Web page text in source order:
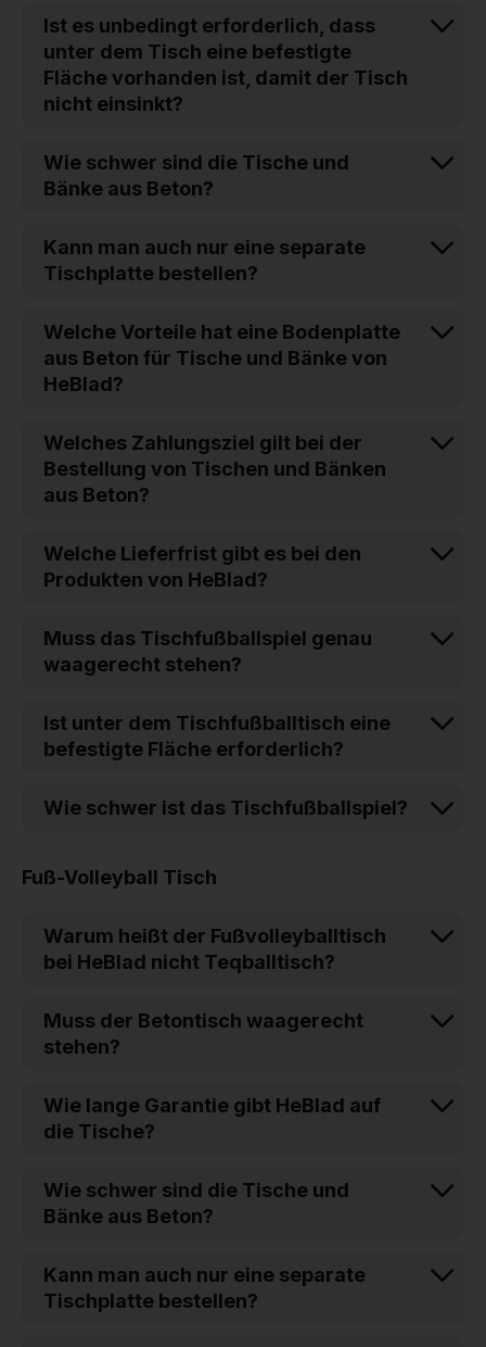
Ist es unbedingt erforderlich, dass
unter dem Tisch eine befestigte
Fläche vorhanden ist, damit der Tisch
nicht einsinkt?
Wie schwer sind die Tische und
Bänke aus Beton?
Kann man auch nur eine separate
Tischplatte bestellen?
Welche Vorteile hat eine Bodenplatte
aus Beton für Tische und Bänke von
HeBlad?
Welches Zahlungsziel gilt bei der
Bestellung von Tischen und Bänken
aus Beton?
Welche Lieferfrist gibt es bei den
Produkten von HeBlad?
Muss das Tischfußballspiel genau
waagerecht stehen?
Ist unter dem Tischfußballtisch eine
befestigte Fläche erforderlich?
Wie schwer ist das Tischfußballspiel?
Fuß-Volleyball Tisch
Warum heißt der Fußvolleyballtisch
bei HeBlad nicht Teqballtisch?
Muss der Betontisch waagerecht
stehen?
Wie lange Garantie gibt HeBlad auf
die Tische?
Wie schwer sind die Tische und
Bänke aus Beton?
Kann man auch nur eine separate
Tischplatte bestellen?